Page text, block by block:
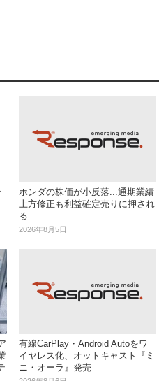
ホンダの株価が小反落...通期業績
上方修正も利益確定売りに押され
る
2026年8月5日
有線CarPlay・Android Autoをワ
イヤレス化、オットキャスト『ミ
ニ・オーラ』発売